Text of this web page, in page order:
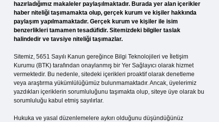
hazırladığımız makaleler paylaşılmaktadır. Burada yer alan içerikler
haber niteliği taşımamakta olup, gerçek kurum ve kişiler hakkında
paylaşım yapılmamaktadır. Gerçek kurum ve kişiler ile isim
benzerlikleri tamamen tesadüfidir. Sitemizdeki bilgiler taslak
halindedir ve tavsiye niteliği taşımazlar.
Sitemiz, 5651 Sayılı Kanun gereğince Bilgi Teknolojileri ve İletişim
Kurumu (BTK) tarafından onaylanmış bir Yer Sağlayıcı olarak hizmet
vermektedir. Bu nedenle, sitedeki içerikleri proaktif olarak denetleme
veya araştırma yükümlülüğümüz bulunmamaktadır. Ancak, üyelerimiz
yazdıkları içeriklerin sorumluluğunu taşımakta olup, siteye üye olarak bu
sorumluluğu kabul etmiş sayılırlar.
Hukuka ve yasal düzenlemelere aykırı olduğunu düşündüğünüz